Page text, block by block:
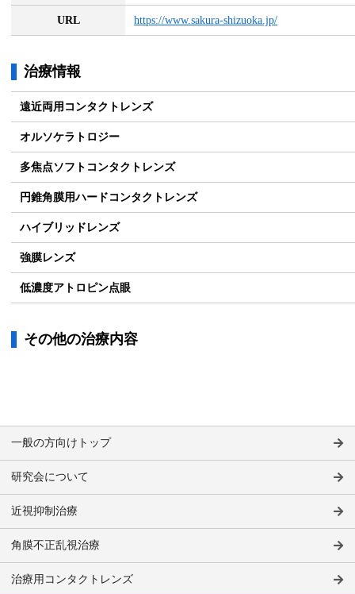
URL https://www.sakura-shizuoka.jp/
治療情報
遠近両用コンタクトレンズ
オルソケラトロジー
多焦点ソフトコンタクトレンズ
円錐角膜用ハードコンタクトレンズ
ハイブリッドレンズ
強膜レンズ
低濃度アトロピン点眼
その他の治療内容
一般の方向けトップ
研究会について
近視抑制治療
角膜不正乱視治療
治療用コンタクトレンズ